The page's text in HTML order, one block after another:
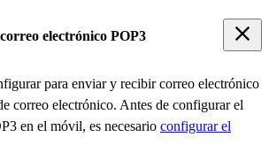
electrónico POP3
para enviar y recibir correo electrónico
correo electrónico. Antes de configurar el
en el móvil, es necesario configurar el